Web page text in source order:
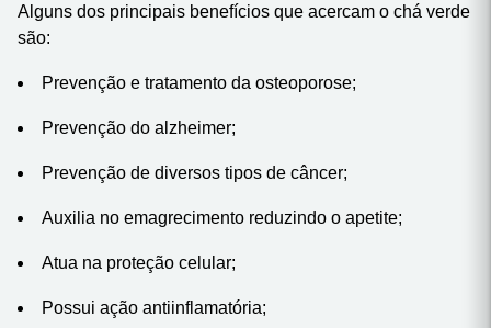
Alguns dos principais benefícios que acercam o chá verde
são:
Prevenção e tratamento da osteoporose;
Prevenção do alzheimer;
Prevenção de diversos tipos de câncer;
Auxilia no emagrecimento reduzindo o apetite;
Atua na proteção celular;
Possui ação antiinflamatória;